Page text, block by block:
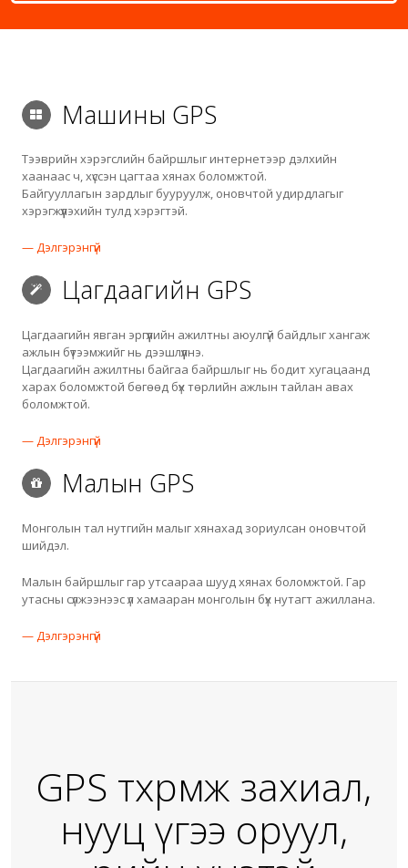
Машины GPS
Тээврийн хэрэгслийн байршлыг интернетээр дэлхийн
хаанаас ч, хүссэн цагтаа хянах боломжтой.
Байгууллагын зардлыг бууруулж, оновчтой удирдлагыг
хэрэгжүүлэхийн тулд хэрэгтэй.
— Дэлгэрэнгүй
Цагдаагийн GPS
Цагдаагийн явган эргүүлийн ажилтны аюулгүй байдлыг хангаж
ажлын бүтээмжийг нь дээшлүүлнэ.
Цагдаагийн ажилтны байгаа байршлыг нь бодит хугацаанд
харах боломжтой бөгөөд бүх төрлийн ажлын тайлан авах
боломжтой.
— Дэлгэрэнгүй
Малын GPS
Монголын тал нутгийн малыг хянахад зориулсан оновчтой
шийдэл.
Малын байршлыг гар утсаараа шууд хянах боломжтой. Гар
утасны сүлжээнээс үл хамааран монголын бүх нутагт ажиллана.
— Дэлгэрэнгүй
GPS төхөөрөмжөө захиал,
нууц үгээ оруул,